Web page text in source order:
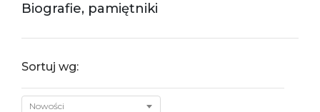
Biografie, pamiętniki
Sortuj wg:
Nowości